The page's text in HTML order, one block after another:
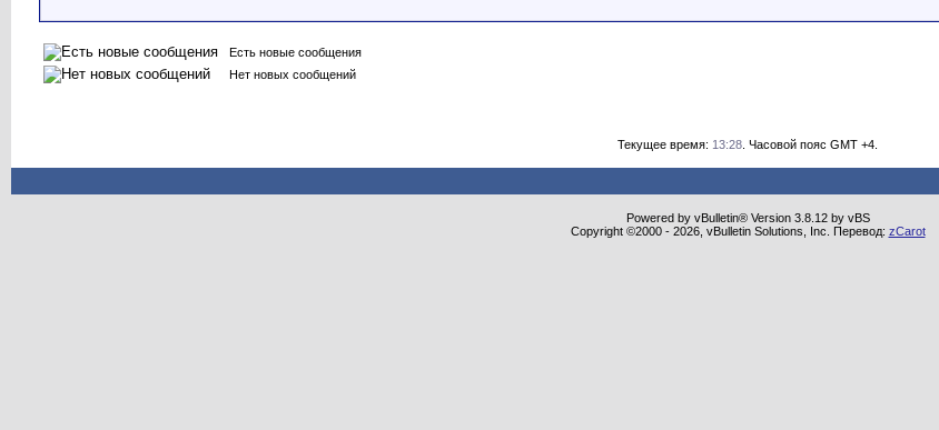
Есть новые сообщения
Нет новых сообщений
Текущее время: 13:28 . Часовой пояс GMT +4.
Powered by vBulletin® Version 3.8.12 by vBS
Copyright ©2000 - 2026, vBulletin Solutions, Inc. Перевод: zCarot